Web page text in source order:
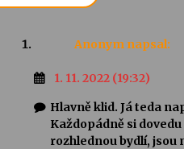
Anonym napsal:
1. 11. 2022 (19:32)
Hlavně klid. Já teda
Každopádně si
rozhlednou bydlí, jsou